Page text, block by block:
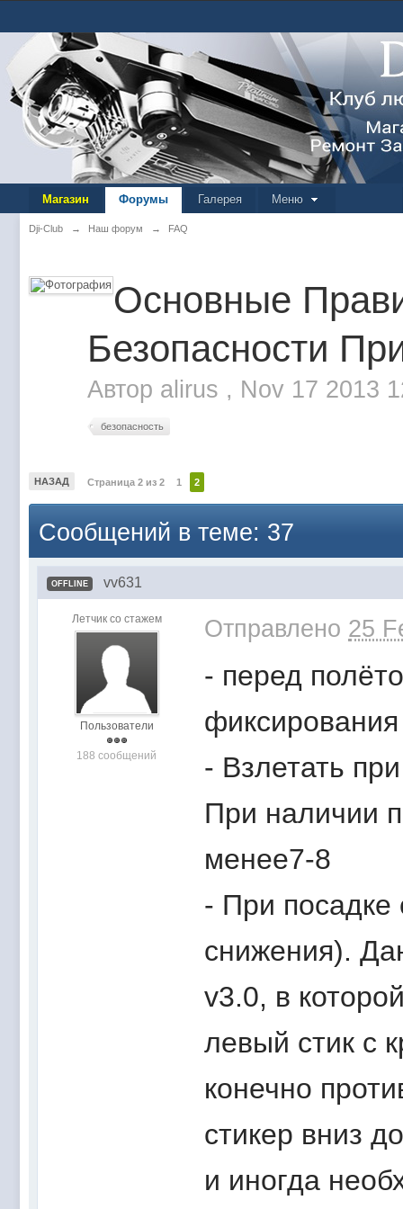
Магазин Форумы Галерея Меню
Dji-Club → Наш форум → FAQ
Основные
Безопасности
Автор alirus , Nov 17 2013
безопасность
НАЗАД Страница 2 из 2 1 2
Сообщений в теме: 37
OFFLINE vv631
Летчик со стажем
Пользователи
188 сообщений
Отправлено 25
- перед
- Взлетать
При наличии
менее7-8
- При посадке
снижения).
v3.0, в
левый стик с
конечно
стикер вниз
и иногда